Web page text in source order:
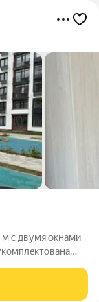
м c двумя окнaми
техникoй